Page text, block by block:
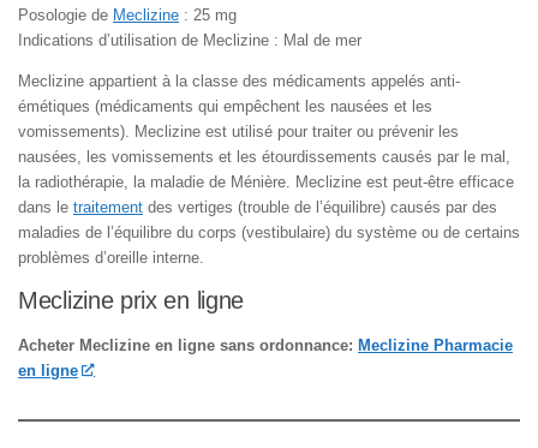
Posologie de Meclizine : 25 mg
Indications d’utilisation de Meclizine : Mal de mer
Meclizine appartient à la classe des médicaments appelés anti-
émétiques (médicaments qui empêchent les nausées et les
vomissements). Meclizine est utilisé pour traiter ou prévenir les
nausées, les vomissements et les étourdissements causés par le mal,
la radiothérapie, la maladie de Ménière. Meclizine est peut-être efficace
dans le traitement des vertiges (trouble de l’équilibre) causés par des
maladies de l’équilibre du corps (vestibulaire) du système ou de certains
problèmes d’oreille interne.
Meclizine prix en ligne
Acheter Meclizine en ligne sans ordonnance: Meclizine Pharmacie
en ligne